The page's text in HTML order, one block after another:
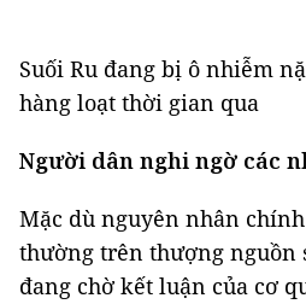
Suối Ru đang bị ô nhiễm
hàng loạt thời gian qua
Người dân nghi ngờ các
Mặc dù nguyên nhân
thường trên thượng nguồn
đang chờ kết luận của cơ